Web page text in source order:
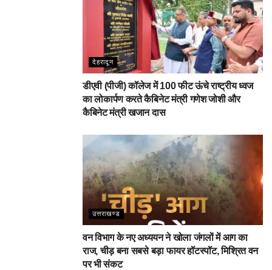
देहरादून
डीएवी (पीजी) कॉलेज में 100 फीट ऊंचे राष्ट्रीय ध्वज
का लोकार्पण करते कैबिनेट मंत्री गणेश जोशी और
कैबिनेट मंत्री खजान दास
उत्तराखण्ड
वन विभाग के नए अध्ययन ने खोला जंगलों में आग का
राज, चीड़ बना सबसे बड़ा फायर हॉटस्पॉट, मिश्रित वन
पर भी संकट